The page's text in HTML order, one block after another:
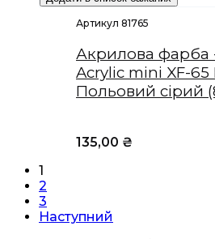
Артикул 81765
Акрилова фарба
Acrylic mini XF-65
Польовий сірий
135,00 ₴
1
2
3
Наступний